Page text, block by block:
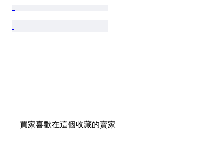
買家喜歡在這個收藏的賣家